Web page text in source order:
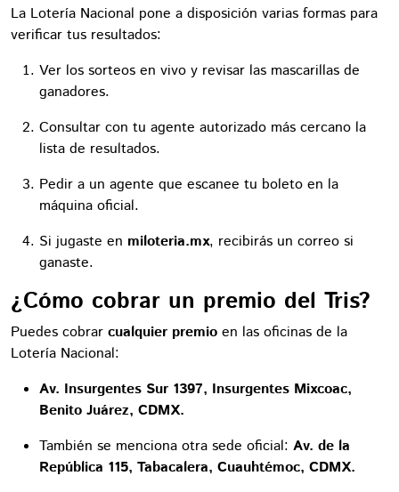
La Lotería Nacional pone a disposición varias formas para
verificar tus resultados:
Ver los sorteos en vivo y revisar las mascarillas de
ganadores.
Consultar con tu agente autorizado más cercano la
lista de resultados.
Pedir a un agente que escanee tu boleto en la
máquina oficial.
Si jugaste en miloteria.mx, recibirás un correo si
ganaste.
¿Cómo cobrar un premio del Tris?
Puedes cobrar cualquier premio en las oficinas de la
Lotería Nacional:
Av. Insurgentes Sur 1397, Insurgentes Mixcoac,
Benito Juárez, CDMX.
También se menciona otra sede oficial: Av. de la
República 115, Tabacalera, Cuauhtémoc, CDMX.